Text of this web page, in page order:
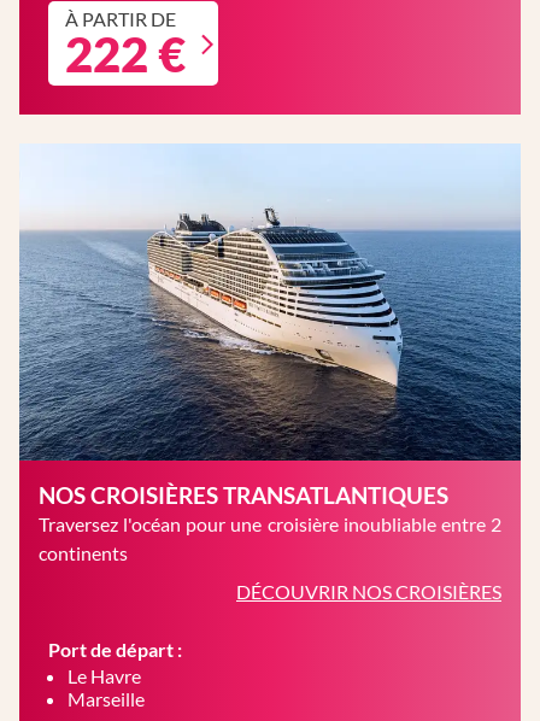
À PARTIR DE
222 €
NOS CROISIÈRES TRANSATLANTIQUES
Traversez l'océan pour une croisière inoubliable entre 2
continents
DÉCOUVRIR NOS CROISIÈRES
Port de départ :
Le Havre
Marseille